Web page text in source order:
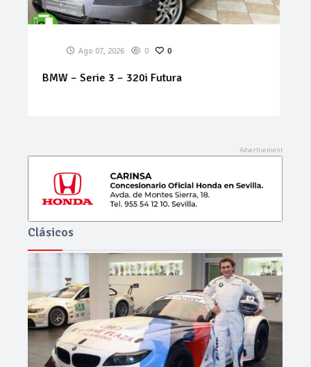
Ago 07, 2026 0 0
RENAULT – Koleos – Dynamique 2.0 dCi
Clásicos